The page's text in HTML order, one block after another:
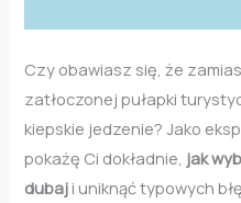
Czy obawiasz się, że
zatłoczonej pułapki
kiepskie jedzenie? Jako
pokażę Ci dokładnie, jak
dubaj i uniknąć typowych